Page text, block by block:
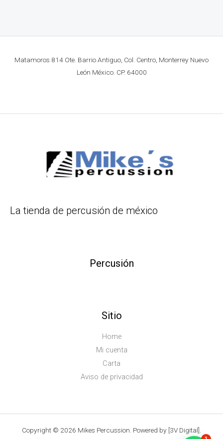
Matamoros 814 Ote. Barrio Antiguo, Col. Centro, Monterrey Nuevo
León México. CP. 64000
La tienda de percusión de méxico
Percusión
Sitio
Home
Mi cuenta
Carta
Aviso de privacidad
Copyright © 2026 Mikes Percussion. Powered by [3V Digital].